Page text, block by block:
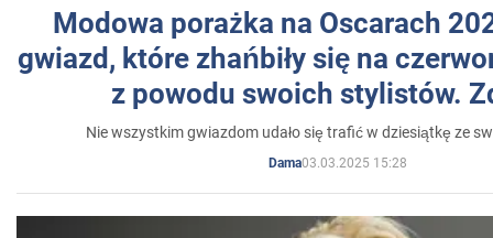
Modowa porażka na Oscarach
gwiazd, które zhańbiły się na
z powodu swoich stylistów.
Nie wszystkim gwiazdom udało się trafić w dziesiątkę ze
Dama03.03.2025 15:28